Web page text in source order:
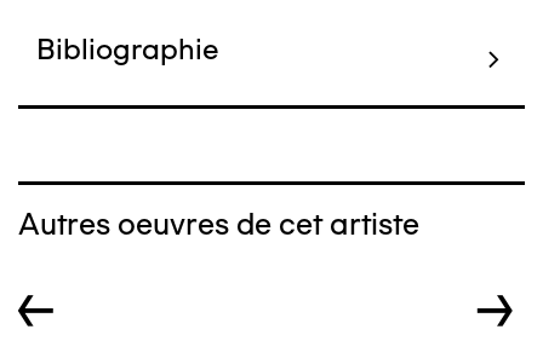
Bibliographie
Autres oeuvres de cet artiste
← →